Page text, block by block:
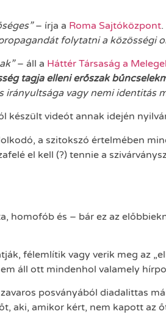
– írja a Roma Sajtóközpont.
folytatni a közösségi
– áll a Háttér Társaság a
tagja elleni erőszak
vagy nemi identitás
készült videót annak idején
a szitokszó értelmében
el kell (?) tennie a
homofób és – bár ez az
félemlítik vagy verik meg az
áll ott mindenhol valamely
posványából diadalittas
aki, amikor kért, nem kapott az